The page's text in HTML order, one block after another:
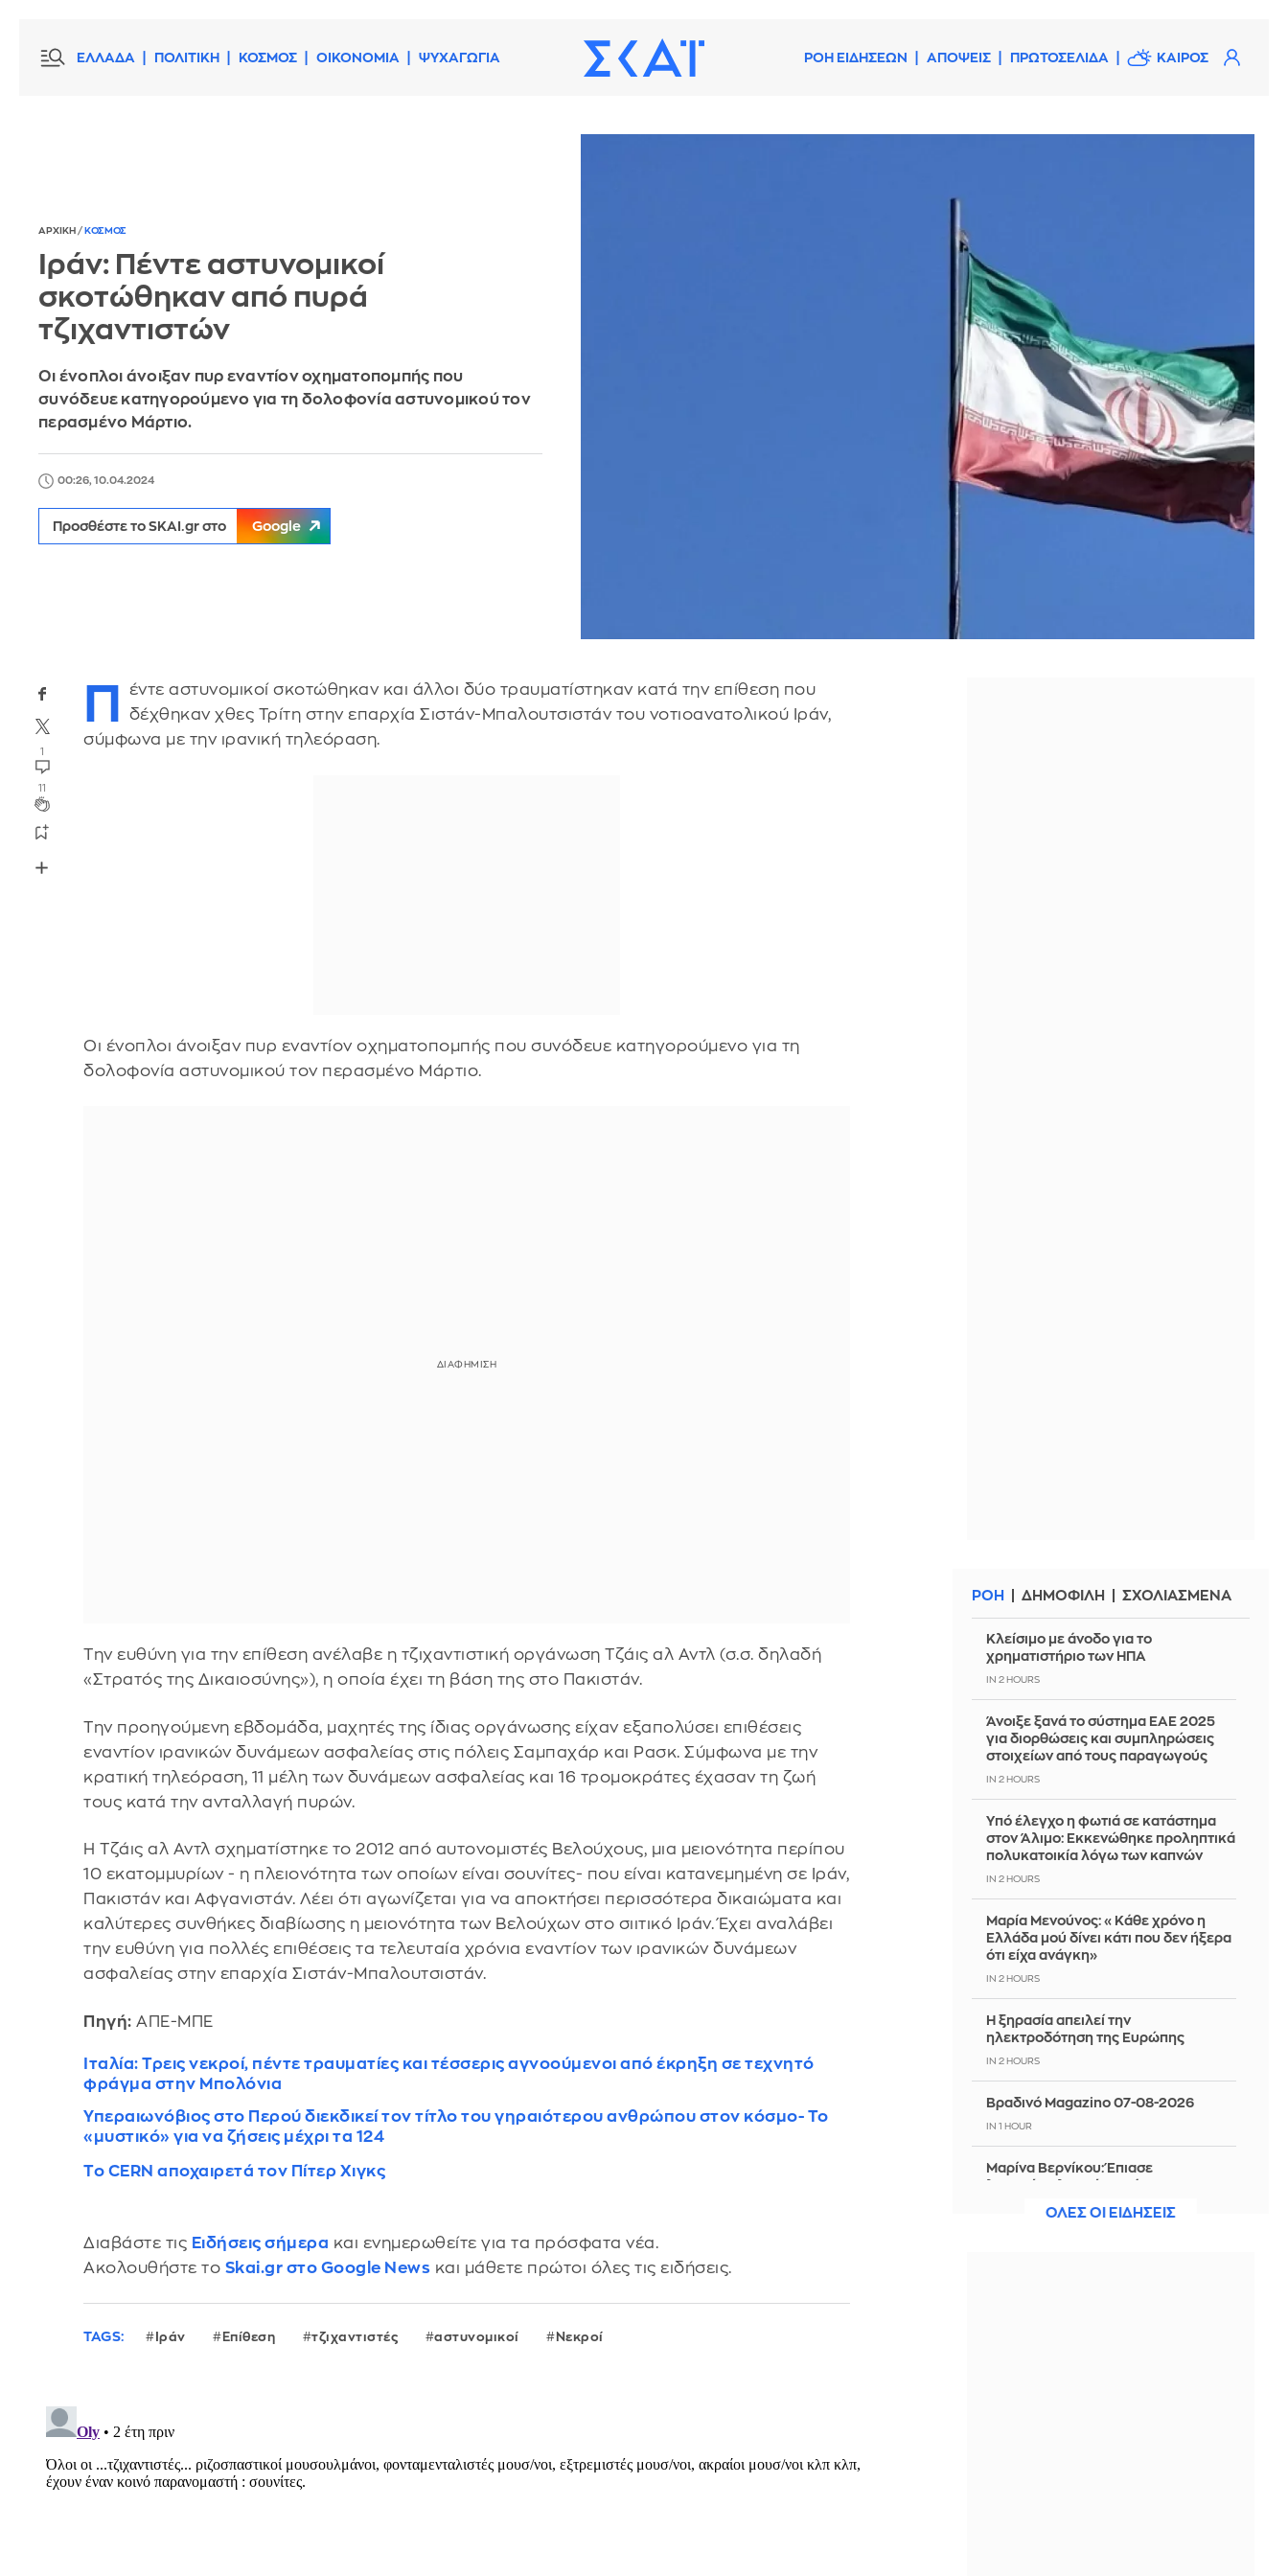
ΕΛΛΑΔΑ ΠΟΛΙΤΙΚΗ ΚΟΣΜΟΣ ΟΙΚΟΝΟΜΙΑ ΨΥΧΑΓΩΓΙΑ ΡΟΗ ΕΙΔΗΣΕΩΝ ΑΠΟΨΕΙΣ ΠΡΩΤΟΣΕΛΙΔΑ ΚΑΙΡΟΣ
ΑΡΧΙΚΗ / ΚΟΣΜΟΣ
Ιράν: Πέντε αστυνομικοί
σκοτώθηκαν από πυρά
τζιχαντιστών
Οι ένοπλοι άνοιξαν πυρ εναντίον οχηματοπομπής που
συνόδευε κατηγορούμενο για τη δολοφονία αστυνομικού τον
περασμένο Μάρτιο.
00:26, 10.04.2024
Προσθέστε το SKAI.gr στο Google
1
11
Π
έντε αστυνομικοί σκοτώθηκαν και άλλοι δύο τραυματίστηκαν κατά την επίθεση που
δέχθηκαν χθες Τρίτη στην επαρχία Σιστάν-Μπαλουτσιστάν του νοτιοανατολικού Ιράν,
σύμφωνα με την ιρανική τηλεόραση.
Οι ένοπλοι άνοιξαν πυρ εναντίον οχηματοπομπής που συνόδευε κατηγορούμενο για τη
δολοφονία αστυνομικού τον περασμένο Μάρτιο.
Την ευθύνη για την επίθεση ανέλαβε η τζιχαντιστική οργάνωση Τζάις αλ Αντλ (σ.σ. δηλαδή
«Στρατός της Δικαιοσύνης»), η οποία έχει τη βάση της στο Πακιστάν.
Την προηγούμενη εβδομάδα, μαχητές της ίδιας οργάνωσης είχαν εξαπολύσει επιθέσεις
εναντίον ιρανικών δυνάμεων ασφαλείας στις πόλεις Σαμπαχάρ και Ρασκ. Σύμφωνα με την
κρατική τηλεόραση, 11 μέλη των δυνάμεων ασφαλείας και 16 τρομοκράτες έχασαν τη ζωή
τους κατά την ανταλλαγή πυρών.
Η Τζάις αλ Αντλ σχηματίστηκε το 2012 από αυτονομιστές Βελούχους, μια μειονότητα περίπου
10 εκατομμυρίων - η πλειονότητα των οποίων είναι σουνίτες- που είναι κατανεμημένη σε Ιράν,
Πακιστάν και Αφγανιστάν. Λέει ότι αγωνίζεται για να αποκτήσει περισσότερα δικαιώματα και
καλύτερες συνθήκες διαβίωσης η μειονότητα των Βελούχων στο σιιτικό Ιράν. Έχει αναλάβει
την ευθύνη για πολλές επιθέσεις τα τελευταία χρόνια εναντίον των ιρανικών δυνάμεων
ασφαλείας στην επαρχία Σιστάν-Μπαλουτσιστάν.
Πηγή: ΑΠΕ-ΜΠΕ
Ιταλία: Τρεις νεκροί, πέντε τραυματίες και τέσσερις αγνοούμενοι από έκρηξη σε τεχνητό
φράγμα στην Μπολόνια
Υπεραιωνόβιος στο Περού διεκδικεί τον τίτλο του γηραιότερου ανθρώπου στον κόσμο- Το
«μυστικό» για να ζήσεις μέχρι τα 124
Το CERN αποχαιρετά τον Πίτερ Χιγκς
Διαβάστε τις Ειδήσεις σήμερα και ενημερωθείτε για τα πρόσφατα νέα.
Ακολουθήστε το Skai.gr στο Google News και μάθετε πρώτοι όλες τις ειδήσεις.
TAGS: Ιράν Επίθεση τζιχαντιστές αστυνομικοί Νεκροί
ΡΟΗ ΔΗΜΟΦΙΛΗ ΣΧΟΛΙΑΣΜΕΝΑ
Κλείσιμο με άνοδο για το
χρηματιστήριο των ΗΠΑ
IN 2 HOURS
Άνοιξε ξανά το σύστημα ΕΑΕ 2025
για διορθώσεις και συμπληρώσεις
στοιχείων από τους παραγωγούς
IN 2 HOURS
Yπό έλεγχο η φωτιά σε κατάστημα
στον Άλιμο: Εκκενώθηκε προληπτικά
πολυκατοικία λόγω των καπνών
IN 2 HOURS
Μαρία Μενούνος: «Κάθε χρόνο η
Ελλάδα μού δίνει κάτι που δεν ήξερα
ότι είχα ανάγκη»
IN 2 HOURS
Η ξηρασία απειλεί την
ηλεκτροδότηση της Ευρώπης
IN 2 HOURS
Βραδινό Magazino 07-08-2026
IN 1 HOUR
Μαρίνα Βερνίκου: Έπιασε
ΟΛΕΣ ΟΙ ΕΙΔΗΣΕΙΣ